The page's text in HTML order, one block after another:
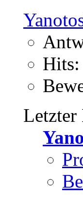
Hits:
Letzter